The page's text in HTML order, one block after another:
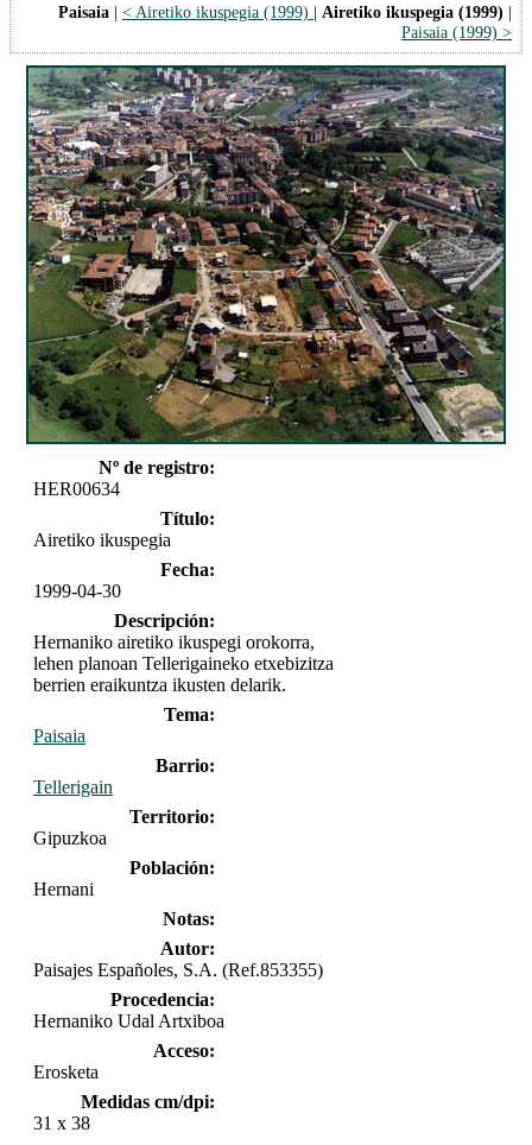
Paisaia | < Airetiko ikuspegia (1999) | Airetiko ikuspegia (1999) |
Paisaia (1999) >
Nº de registro:
HER00634
Título:
Airetiko ikuspegia
Fecha:
1999-04-30
Descripción:
Hernaniko airetiko ikuspegi orokorra,
lehen planoan Tellerigaineko etxebizitza
berrien eraikuntza ikusten delarik.
Tema:
Paisaia
Barrio:
Tellerigain
Territorio:
Gipuzkoa
Población:
Hernani
Notas:
Autor:
Paisajes Españoles, S.A. (Ref.853355)
Procedencia:
Hernaniko Udal Artxiboa
Acceso:
Erosketa
Medidas cm/dpi:
31 x 38